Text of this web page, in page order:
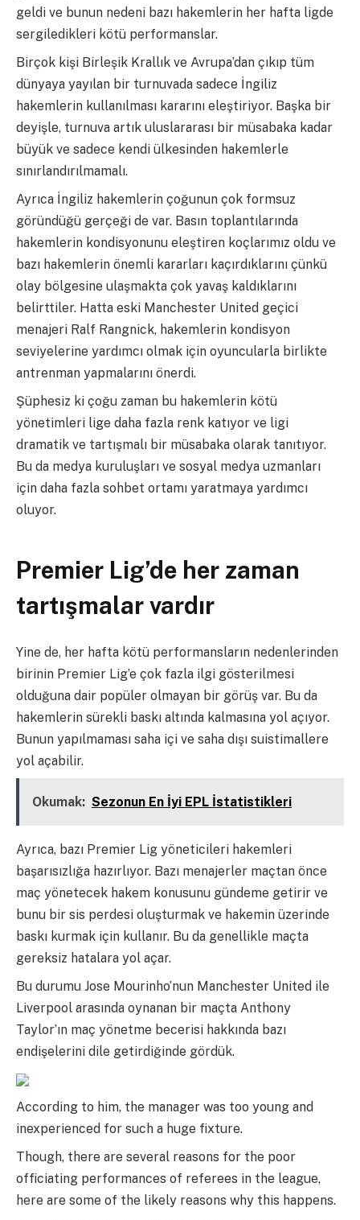
geldi ve bunun nedeni bazı hakemlerin her hafta ligde
sergiledikleri kötü performanslar.
Birçok kişi Birleşik Krallık ve Avrupa’dan çıkıp tüm
dünyaya yayılan bir turnuvada sadece İngiliz
hakemlerin kullanılması kararını eleştiriyor. Başka bir
deyişle, turnuva artık uluslararası bir müsabaka kadar
büyük ve sadece kendi ülkesinden hakemlerle
sınırlandırılmamalı.
Ayrıca İngiliz hakemlerin çoğunun çok formsuz
göründüğü gerçeği de var. Basın toplantılarında
hakemlerin kondisyonunu eleştiren koçlarımız oldu ve
bazı hakemlerin önemli kararları kaçırdıklarını çünkü
olay bölgesine ulaşmakta çok yavaş kaldıklarını
belirttiler. Hatta eski Manchester United geçici
menajeri Ralf Rangnick, hakemlerin kondisyon
seviyelerine yardımcı olmak için oyuncularla birlikte
antrenman yapmalarını önerdi.
Şüphesiz ki çoğu zaman bu hakemlerin kötü
yönetimleri lige daha fazla renk katıyor ve ligi
dramatik ve tartışmalı bir müsabaka olarak tanıtıyor.
Bu da medya kuruluşları ve sosyal medya uzmanları
için daha fazla sohbet ortamı yaratmaya yardımcı
oluyor.
Premier Lig’de her zaman
tartışmalar vardır
Yine de, her hafta kötü performansların nedenlerinden
birinin Premier Lig’e çok fazla ilgi gösterilmesi
olduğuna dair popüler olmayan bir görüş var. Bu da
hakemlerin sürekli baskı altında kalmasına yol açıyor.
Bunun yapılmaması saha içi ve saha dışı suistimallere
yol açabilir.
Okumak: Sezonun En İyi EPL İstatistikleri
Ayrıca, bazı Premier Lig yöneticileri hakemleri
başarısızlığa hazırlıyor. Bazı menajerler maçtan önce
maç yönetecek hakem konusunu gündeme getirir ve
bunu bir sis perdesi oluşturmak ve hakemin üzerinde
baskı kurmak için kullanır. Bu da genellikle maçta
gereksiz hatalara yol açar.
Bu durumu Jose Mourinho’nun Manchester United ile
Liverpool arasında oynanan bir maçta Anthony
Taylor’ın maç yönetme becerisi hakkında bazı
endişelerini dile getirdiğinde gördük.
According to him, the manager was too young and
inexperienced for such a huge fixture.
Though, there are several reasons for the poor
officiating performances of referees in the league,
here are some of the likely reasons why this happens.